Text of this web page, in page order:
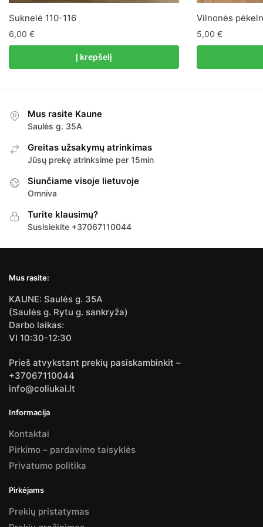
Suknelė 110-116
6,00 €
Į krepšelį
Vilnonės
5,00 €
Mus rasite Kaune
Saulės g. 35A
Greitas užsakymų atrinkimas
Jūsų prekę atrinksime per 15min
Siunčiame visoje lietuvoje
Omniva
Turite klausimų?
Susisiekite +37067110044
Mus rasite:
KAUNE: Saulės g. 35A
(Saulės g. Rytu g. sankryža)
Darbo laikas:
VI 10:30-12:30
Prieš atvykstant prekių pasiskambinkit –
+37067110044
info@coliukai.lt
Informacija
Kontaktai
Pirkimo – pardavimo taisyklės
Privatumo politika
Pirkėjams
Prekių pristatymas